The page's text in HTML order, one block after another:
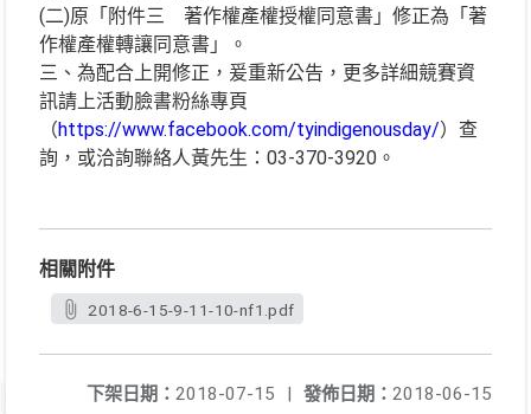
(二)原「附件三 著作權產權授權同意書」修正為「著
作權產權轉讓同意書」。
三、為配合上開修正，爰重新公告，更多詳細競賽資
訊請上活動臉書粉絲專頁
（https://www.facebook.com/tyindigenousday/）查
詢，或洽詢聯絡人黃先生：03-370-3920。
相關附件
2018-6-15-9-11-10-nf1.pdf
發佈日期： 2018-06-15
下架日期： 2018-07-15
|